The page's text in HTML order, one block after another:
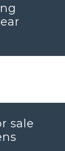
sale